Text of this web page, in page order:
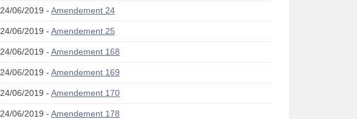
24/06/2019 - Amendement 24
24/06/2019 - Amendement 25
24/06/2019 - Amendement 168
24/06/2019 - Amendement 169
24/06/2019 - Amendement 170
24/06/2019 - Amendement 178